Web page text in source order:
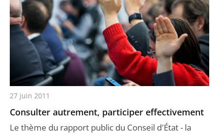
Consulter autrement, participer effectivement
Le thème du rapport public du Conseil d'État - la
27 juin 2011